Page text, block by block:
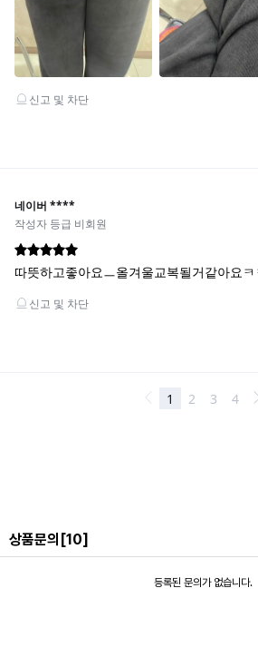
상품문의 [10]
등록된 문의가 없습니다.